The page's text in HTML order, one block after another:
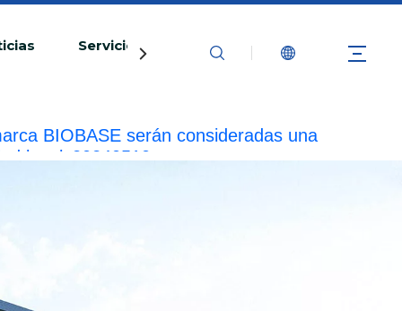
Servicio Contáctenos
BIOBASE serán consideradas una
legal. 20240510